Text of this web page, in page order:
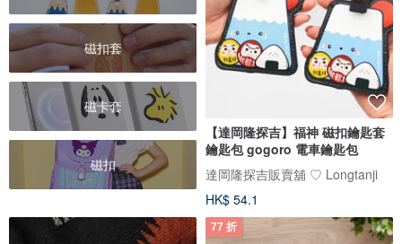
磁扣套
磁卡套
磁扣
【達岡隆探吉】福神 磁扣鑰匙套
鑰匙包 gogoro 電車鑰匙包
達岡隆探吉販賣舖 ♡ Longtanji
HK$ 54.1
77 折